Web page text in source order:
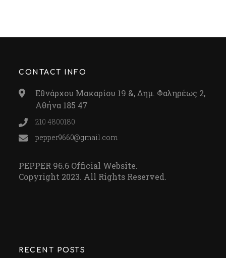
CONTACT INFO
Εθνάρχου Μακαρίου 19 &, Δημ. Φαληρέως 2,
Αθήνα 185 47
210 4800180
pepper9660@gmail.com
PEPPER 96.6 Official Website.
Copyright 2023. All Rights Reserved.
RECENT POSTS